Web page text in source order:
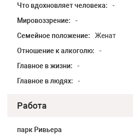
Что вдохновляет человека:
-
Мировоззрение:
-
Семейное положение:
Женат
Отношение к алкоголю:
-
Главное в жизни:
-
Главное в людях:
-
Работа
парк Ривьера